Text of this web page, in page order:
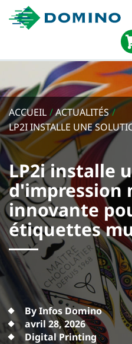
ACCUEIL /ACTUALITÉS /
LP2I INSTALLE UNE
LP2i installe
d'impression
innovante
étiquettes
By Infos Domino
avril 28, 2026
Digital Printing